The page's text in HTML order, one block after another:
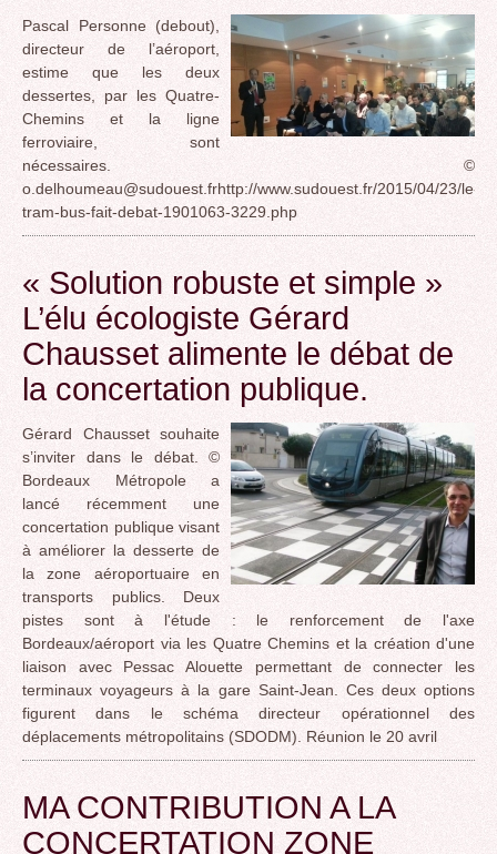
Pascal Personne (debout),
directeur de l’aéroport,
estime que les deux
dessertes, par les Quatre-
Chemins et la ligne
ferroviaire, sont
nécessaires. ©
o.delhoumeau@sudouest.frhttp://www.sudouest.fr/2015/04/23/le-
tram-bus-fait-debat-1901063-3229.php
« Solution robuste et simple »
L’élu écologiste Gérard
Chausset alimente le débat de
la concertation publique.
Gérard Chausset souhaite
s’inviter dans le débat. ©
Bordeaux Métropole a
lancé récemment une
concertation publique visant
à améliorer la desserte de
la zone aéroportuaire en
transports publics. Deux
pistes sont à l'étude : le renforcement de l'axe
Bordeaux/aéroport via les Quatre Chemins et la création d'une
liaison avec Pessac Alouette permettant de connecter les
terminaux voyageurs à la gare Saint-Jean. Ces deux options
figurent dans le schéma directeur opérationnel des
déplacements métropolitains (SDODM). Réunion le 20 avril
MA CONTRIBUTION A LA
CONCERTATION ZONE